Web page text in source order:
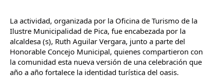
La actividad, organizada por la Oficina de Turismo de la
Ilustre Municipalidad de Pica, fue encabezada por la
alcaldesa (s), Ruth Aguilar Vergara, junto a parte del
Honorable Concejo Municipal, quienes compartieron con
la comunidad esta nueva versión de una celebración que
año a año fortalece la identidad turística del oasis.